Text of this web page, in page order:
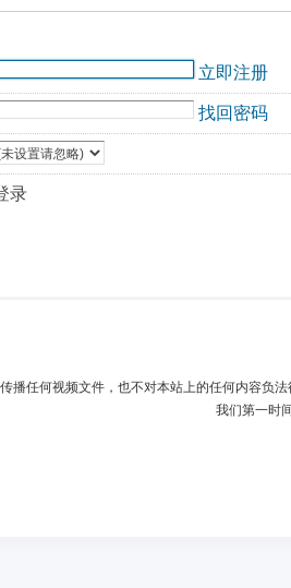
立即注册
找回密码
录
播任何视频文件，也不对本站上的任何内容负
我们第一时